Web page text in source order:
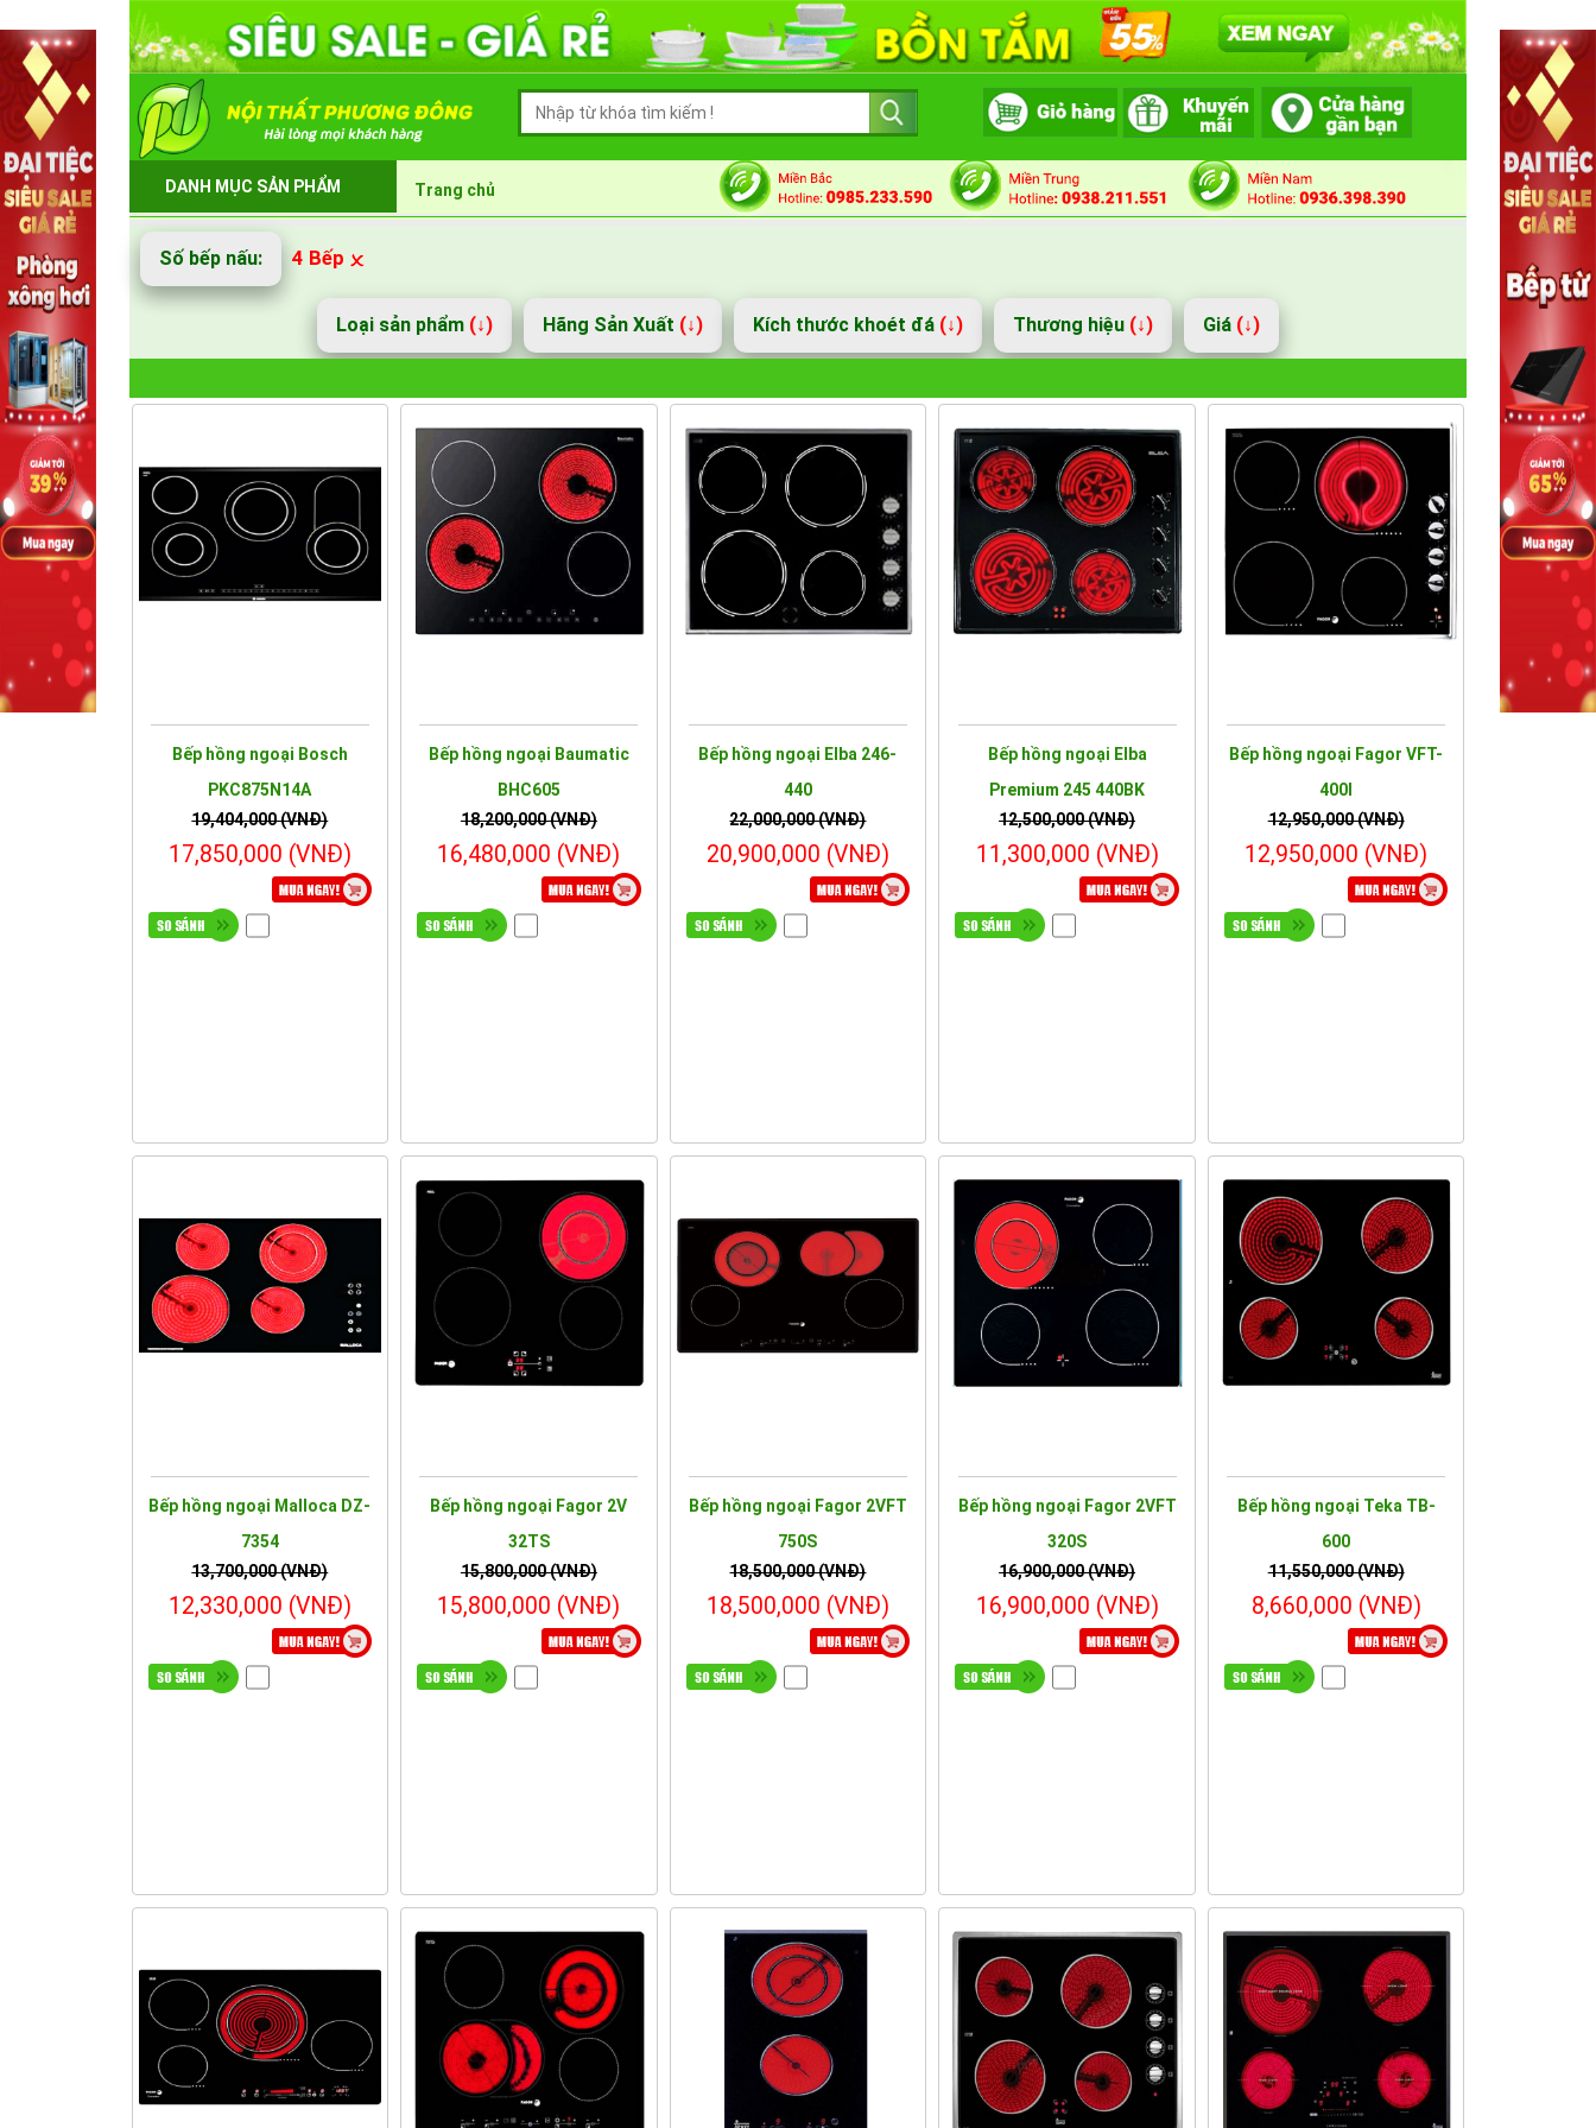
DANH MỤC SẢN PHẨM Trang chủ
Số bếp nấu: 4 Bếp
Loại sản phẩm (↓) Hãng Sản Xuất (↓) Kích thước khoét đá (↓) Thương hiệu (↓) Giá (↓)
Bếp hồng ngoại Bosch
PKC875N14A
19,404,000 (VNĐ)
17,850,000 (VNĐ)
Bếp hồng ngoại Baumatic
BHC605
18,200,000 (VNĐ)
16,480,000 (VNĐ)
Bếp hồng ngoại Elba 246-
440
22,000,000 (VNĐ)
20,900,000 (VNĐ)
Bếp hồng ngoại Elba
Premium 245 440BK
12,500,000 (VNĐ)
11,300,000 (VNĐ)
Bếp hồng ngoại Fagor VFT-
400I
12,950,000 (VNĐ)
12,950,000 (VNĐ)
Bếp hồng ngoại Malloca DZ-
7354
13,700,000 (VNĐ)
12,330,000 (VNĐ)
Bếp hồng ngoại Fagor 2V
32TS
15,800,000 (VNĐ)
15,800,000 (VNĐ)
Bếp hồng ngoại Fagor 2VFT
750S
18,500,000 (VNĐ)
18,500,000 (VNĐ)
Bếp hồng ngoại Fagor 2VFT
320S
16,900,000 (VNĐ)
16,900,000 (VNĐ)
Bếp hồng ngoại Teka TB-
600
11,550,000 (VNĐ)
8,660,000 (VNĐ)